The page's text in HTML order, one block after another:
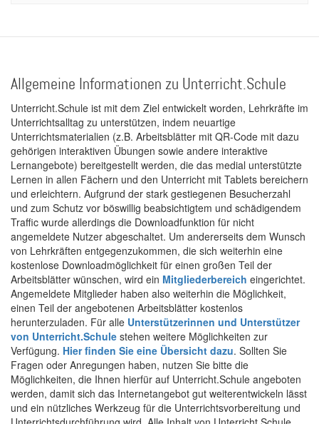
Allgemeine Informationen zu Unterricht.Schule
Unterricht.Schule ist mit dem Ziel entwickelt worden, Lehrkräfte im
Unterrichtsalltag zu unterstützen, indem neuartige
Unterrichtsmaterialien (z.B. Arbeitsblätter mit QR-Code mit dazu
gehörigen interaktiven Übungen sowie andere interaktive
Lernangebote) bereitgestellt werden, die das medial unterstützte
Lernen in allen Fächern und den Unterricht mit Tablets bereichern
und erleichtern. Aufgrund der stark gestiegenen Besucherzahl
und zum Schutz vor böswillig beabsichtigtem und schädigendem
Traffic wurde allerdings die Downloadfunktion für nicht
angemeldete Nutzer abgeschaltet. Um andererseits dem Wunsch
von Lehrkräften entgegenzukommen, die sich weiterhin eine
kostenlose Downloadmöglichkeit für einen großen Teil der
Arbeitsblätter wünschen, wird ein Mitgliederbereich eingerichtet.
Angemeldete Mitglieder haben also weiterhin die Möglichkeit,
einen Teil der angebotenen Arbeitsblätter kostenlos
herunterzuladen. Für alle Unterstützerinnen und Unterstützer
von Unterricht.Schule stehen weitere Möglichkeiten zur
Verfügung. Hier finden Sie eine Übersicht dazu. Sollten Sie
Fragen oder Anregungen haben, nutzen Sie bitte die
Möglichkeiten, die Ihnen hierfür auf Unterricht.Schule angeboten
werden, damit sich das Internetangebot gut weiterentwickeln lässt
und ein nützliches Werkzeug für die Unterrichtsvorbereitung und